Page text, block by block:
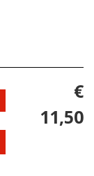
€
11,50